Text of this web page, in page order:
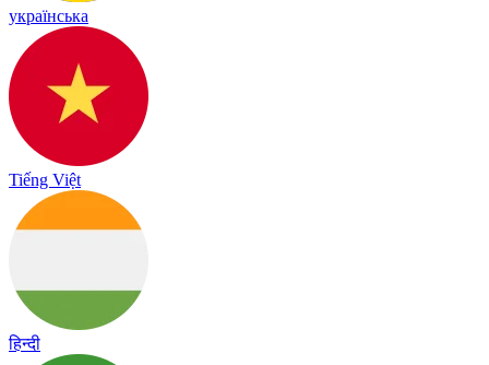
українська
Tiếng Việt
हिन्दी